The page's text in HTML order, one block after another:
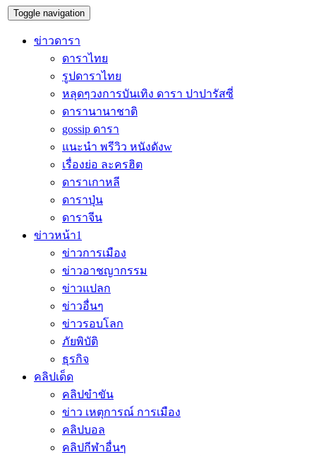
Toggle navigation
ข่าวดารา
ดาราไทย
รูปดาราไทย
หลุดๆวงการบันเทิง ดารา ปาปารัสซี่
ดารานานาชาติ
gossip ดารา
แนะนำ พรีวิว หนังดังw
เรื่องย่อ ละครฮิต
ดาราเกาหลี
ดาราปุ่น
ดาราจีน
ข่าวหน้า1
ข่าวการเมือง
ข่าวอาชญากรรม
ข่าวแปลก
ข่าวอื่นๆ
ข่าวรอบโลก
ภัยพิบัติ
ธุรกิจ
คลิปเด็ด
คลิปขำขัน
ข่าว เหตุการณ์ การเมือง
คลิปบอล
คลิปกีฬาอื่นๆ